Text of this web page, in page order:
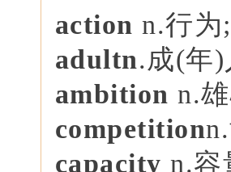
action n.行为
adultn.成(年
ambition n.
competition
capacityn.容